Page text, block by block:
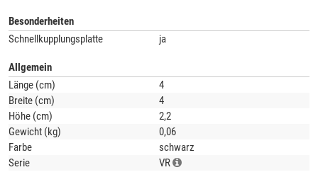
Verbindung mit anderen Artikeln.
Besonderheiten
Schnellkupplungsplatte
ja
Allgemein
Länge (cm)
4
Breite (cm)
4
Höhe (cm)
2,2
Gewicht (kg)
0,06
Farbe
schwarz
Serie
VR